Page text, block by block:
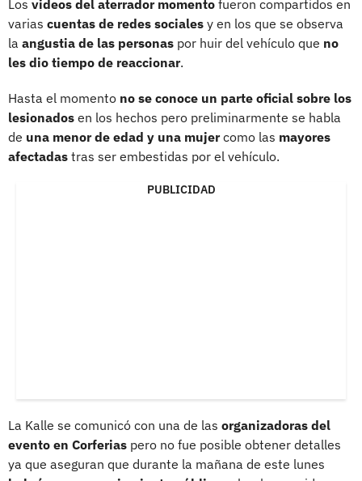
Los videos del aterrador momento fueron compartidos en
varias cuentas de redes sociales y en los que se observa
la angustia de las personas por huir del vehículo que no
les dio tiempo de reaccionar.
Hasta el momento no se conoce un parte oficial sobre los
lesionados en los hechos pero preliminarmente se habla
de una menor de edad y una mujercomo las mayores
afectadas tras ser embestidas por el vehículo.
PUBLICIDAD
La Kalle se comunicó con una de las organizadoras del
evento en Corferias pero no fue posible obtener detalles
ya que aseguran que durante la mañana de este lunes